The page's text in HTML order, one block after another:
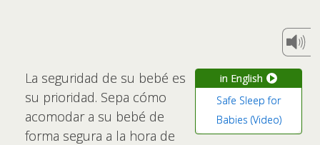
in English
Safe Sleep for
Babies (Video)
La seguridad de su bebé es
su prioridad. Sepa cómo
acomodar a su bebé de
forma segura a la hora de